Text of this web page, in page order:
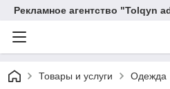
Рекламное агентство "Tolqyn
Товары и услуги Одежда